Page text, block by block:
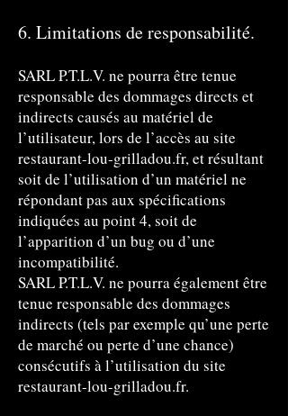
6. Limitations de responsabilité.
SARL P.T.L.V. ne pourra être tenue
responsable des dommages directs et
indirects causés au matériel de
l’utilisateur, lors de l’accès au site
restaurant-lou-grilladou.fr, et résultant
soit de l’utilisation d’un matériel ne
répondant pas aux spécifications
indiquées au point 4, soit de
l’apparition d’un bug ou d’une
incompatibilité.
SARL P.T.L.V. ne pourra également être
tenue responsable des dommages
indirects (tels par exemple qu’une perte
de marché ou perte d’une chance)
consécutifs à l’utilisation du site
restaurant-lou-grilladou.fr.